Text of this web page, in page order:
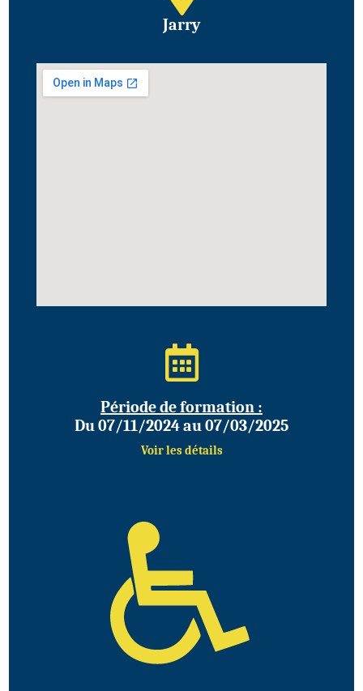
Jarry
Période de formation :
Du 07/11/2024 au 07/03/2025
Voir les détails